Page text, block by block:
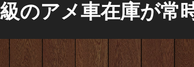
のアメ車在庫が常